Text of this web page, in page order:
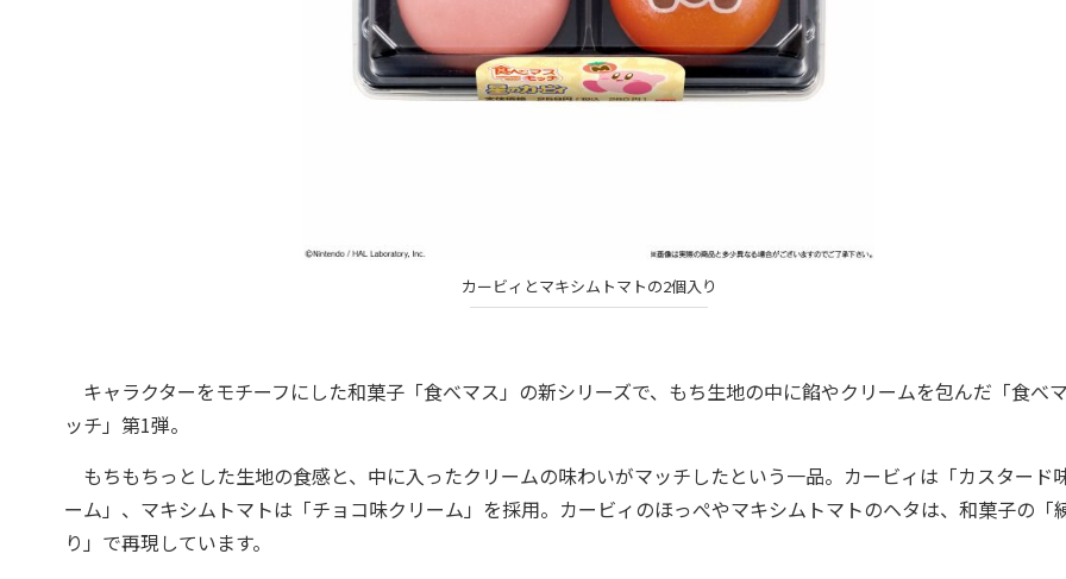
カービィとマキシムトマトの2個入り
キャラクターをモチーフにした和菓子「食べマス」の新シリーズで、もち生地の中に餡やクリームを包んだ「食べ
ッチ」第1弾。
もちもちっとした生地の食感と、中に入ったクリームの味わいがマッチしたという一品。カービィは「カスタード
ーム」、マキシムトマトは「チョコ味クリーム」を採用。カービィのほっぺやマキシムトマトのヘタは、和菓子の「
り」で再現しています。